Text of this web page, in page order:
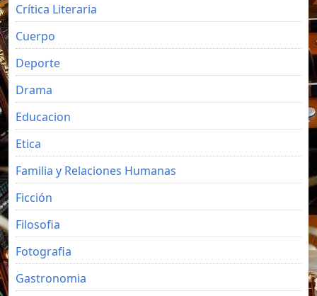
Crítica Literaria
Cuerpo
Deporte
Drama
Educacion
Etica
Familia y Relaciones Humanas
Ficción
Filosofia
Fotografia
Gastronomia